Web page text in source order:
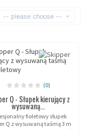
-- please choose --
(0)
Q - Słupek kierujący z
wysuwaną...
fioletowy słupek
Q z wysuwaną taśmą 3 m
podstawą. Wysokość